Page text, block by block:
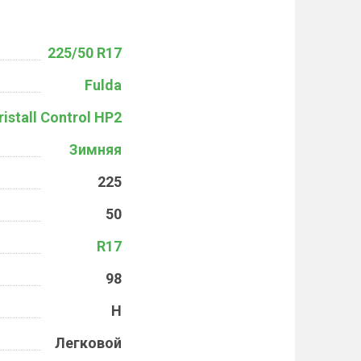
225/50 R17
Fulda
Control HP2
Зимняя
225
50
R17
98
H
Легковой